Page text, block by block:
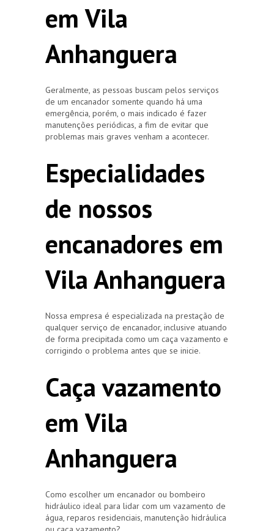
em Vila
Anhanguera
Geralmente, as pessoas buscam pelos serviços
de um encanador somente quando há uma
emergência, porém, o mais indicado é fazer
manutenções periódicas, a fim de evitar que
problemas mais graves venham a acontecer.
Especialidades
de nossos
encanadores em
Vila Anhanguera
Nossa empresa é especializada na prestação de
qualquer serviço de encanador, inclusive atuando
de forma precipitada como um caça vazamento e
corrigindo o problema antes que se inicie.
Caça vazamento
em Vila
Anhanguera
Como escolher um encanador ou bombeiro
hidráulico ideal para lidar com um vazamento de
água, reparos residenciais, manutenção hidráulica